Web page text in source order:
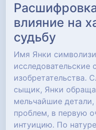
влияние на
судьбу
Имя Янки
исследовательские
изобретательства.
сыщик, Янки
мельчайшие
проблем, в первую
интуицию. По